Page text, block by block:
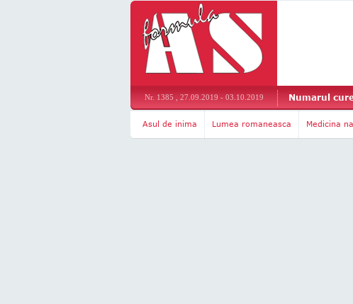
Nr. 1385 , 27.09.2019 - 03.10.2019 Numarul
Asul de inima Lumea romaneasca Medicina